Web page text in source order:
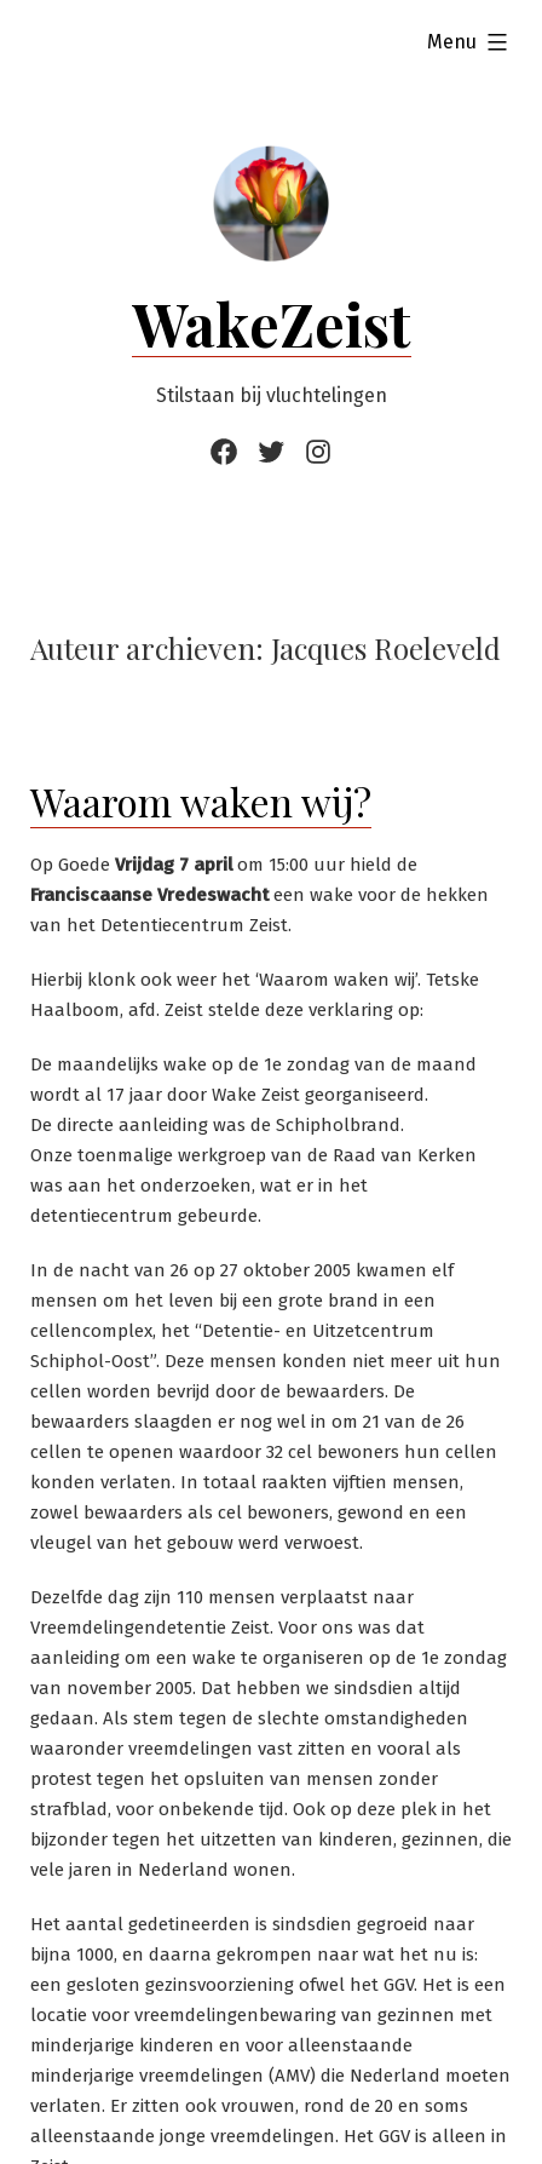
WakeZeist
Stilstaan bij vluchtelingen
Menu
uitgevouwen
FacebookTwitterInstagram
Auteur archieven: Jacques Roeleveld
Waarom waken wij?
Op Goede Vrijdag 7 aprilom 15:00 uur hield de
Franciscaanse Vredeswachteen wake voor de hekken
van het Detentiecentrum Zeist.
Hierbij klonk ook weer het ‘Waarom waken wij’. Tetske
Haalboom, afd. Zeist stelde deze verklaring op:
De maandelijks wake op de 1e zondag van de maand
wordt al 17 jaar door Wake Zeist georganiseerd.
De directe aanleiding was de Schipholbrand.
Onze toenmalige werkgroep van de Raad van Kerken
was aan het onderzoeken, wat er in het
detentiecentrum gebeurde.
In de nacht van 26 op 27 oktober 2005 kwamen elf
mensen om het leven bij een grote brand in een
cellencomplex, het “Detentie- en Uitzetcentrum
Schiphol-Oost”. Deze mensen konden niet meer uit hun
cellen worden bevrijd door de bewaarders. De
bewaarders slaagden er nog wel in om 21 van de 26
cellen te openen waardoor 32 cel bewoners hun cellen
konden verlaten. In totaal raakten vijftien mensen,
zowel bewaarders als cel bewoners, gewond en een
vleugel van het gebouw werd verwoest.
Dezelfde dag zijn 110 mensen verplaatst naar
Vreemdelingendetentie Zeist. Voor ons was dat
aanleiding om een wake te organiseren op de 1e zondag
van november 2005. Dat hebben we sindsdien altijd
gedaan. Als stem tegen de slechte omstandigheden
waaronder vreemdelingen vast zitten en vooral als
protest tegen het opsluiten van mensen zonder
strafblad, voor onbekende tijd. Ook op deze plek in het
bijzonder tegen het uitzetten van kinderen, gezinnen, die
vele jaren in Nederland wonen.
Het aantal gedetineerden is sindsdien gegroeid naar
bijna 1000, en daarna gekrompen naar wat het nu is:
een gesloten gezinsvoorziening ofwel het GGV. Het is een
locatie voor vreemdelingenbewaring van gezinnen met
minderjarige kinderen en voor alleenstaande
minderjarige vreemdelingen (AMV) die Nederland moeten
verlaten. Er zitten ook vrouwen, rond de 20 en soms
alleenstaande jonge vreemdelingen. Het GGV is alleen in